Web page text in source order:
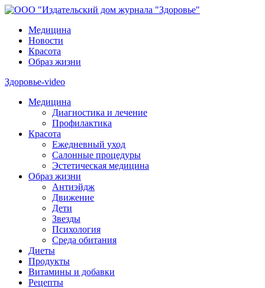
Медицина
Новости
Красота
Образ жизни
Здоровье-video
Медицина
Диагностика и лечение
Профилактика
Красота
Ежедневный уход
Салонные процедуры
Эстетическая медицина
Образ жизни
Антиэйдж
Движение
Дети
Звезды
Психология
Среда обитания
Диеты
Продукты
Витамины и добавки
Рецепты